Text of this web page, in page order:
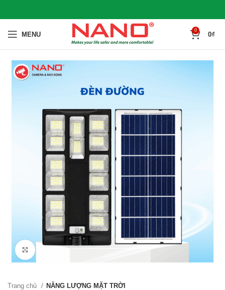
MENU
0
0₫
Click to enlarge
Trang chủ NĂNG LƯỢNG MẶT TRỜI